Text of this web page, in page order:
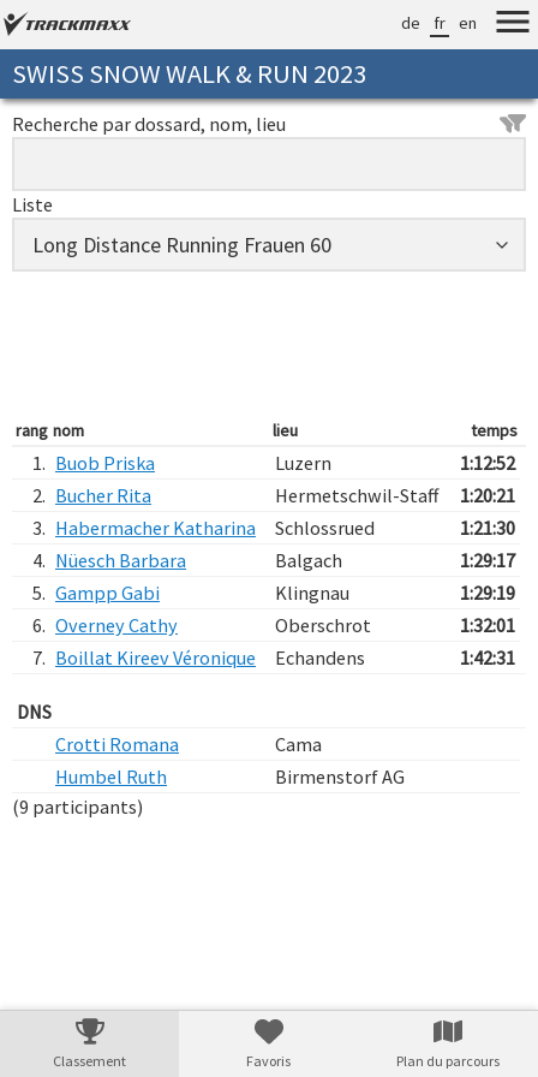
de fr en
SWISS SNOW WALK & RUN 2023
Recherche par dossard, nom, lieu
Liste
rang nom lieu temps
1. Buob Priska Luzern
1:12:52
2. Bucher Rita Hermetschwil-Staff
1:20:21
3. Habermacher Katharina Schlossrued
1:21:30
4. Nüesch Barbara Balgach
1:29:17
5. Gampp Gabi Klingnau
1:29:19
6. Overney Cathy Oberschrot
1:32:01
7. Boillat Kireev Véronique Echandens 1:42:31
DNS
Crotti Romana
Cama
Humbel Ruth
Birmenstorf AG
(9 participants)
Classement Favoris Plan du parcours